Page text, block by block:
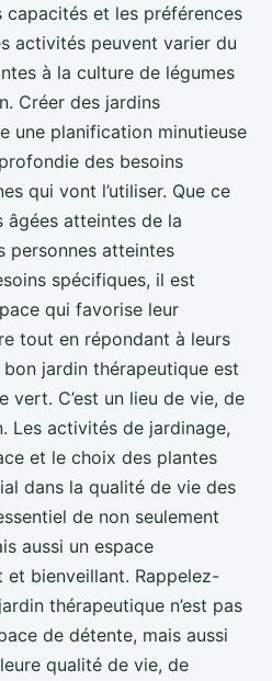
capacités et les préférences
activités peuvent varier du
à la culture de légumes
Créer des jardins
une planification minutieuse
des besoins
qui vont l’utiliser. Que ce
âgées atteintes de la
personnes atteintes
spécifiques, il est
qui favorise leur
tout en répondant à leurs
jardin thérapeutique est
vert. C’est un lieu de vie, de
Les activités de jardinage,
et le choix des plantes
dans la qualité de vie des
de non seulement
aussi un espace
bienveillant. Rappelez-
thérapeutique n’est pas
de détente, mais aussi
qualité de vie, de